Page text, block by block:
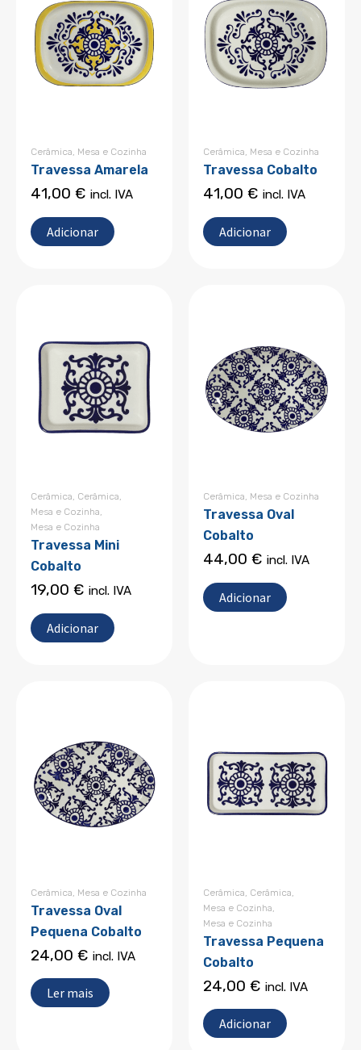
Cerâmica, Mesa e Cozinha
Travessa Amarela
41,00 € incl. IVA
Adicionar
Cerâmica, Mesa e Cozinha
Travessa Cobalto
41,00 € incl. IVA
Adicionar
Cerâmica Cerâmica
Mesa e Cozinha
Mesa e Cozinha
Travessa Mini
Cobalto
19,00 € incl. IVA
Adicionar
Cerâmica Mesa e Cozinha
Travessa Oval
Cobalto
44,00 € incl. IVA
Adicionar
Cerâmica Mesa e Cozinha
Travessa Oval
Pequena Cobalto
24,00 € incl. IVA
Ler mais
Cerâmica Cerâmica
Mesa e Cozinha
Mesa e Cozinha
Travessa Pequena
Cobalto
24,00 € incl. IVA
Adicionar